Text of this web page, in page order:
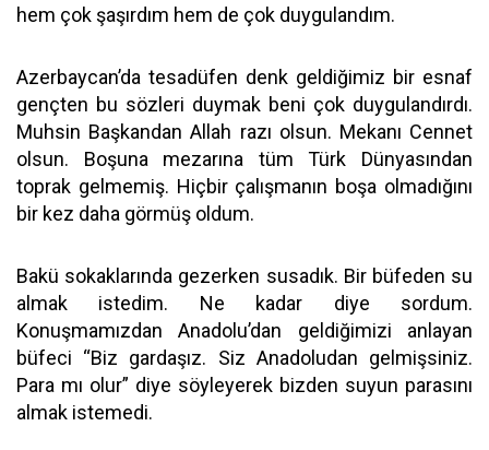
hem çok şaşırdım hem de çok duygulandım.
Azerbaycan’da tesadüfen denk geldiğimiz bir esnaf
gençten bu sözleri duymak beni çok duygulandırdı.
Muhsin Başkandan Allah razı olsun. Mekanı Cennet
olsun. Boşuna mezarına tüm Türk Dünyasından
toprak gelmemiş. Hiçbir çalışmanın boşa olmadığını
bir kez daha görmüş oldum.
Bakü sokaklarında gezerken susadık. Bir büfeden su
almak istedim. Ne kadar diye sordum.
Konuşmamızdan Anadolu’dan geldiğimizi anlayan
büfeci “Biz gardaşız. Siz Anadoludan gelmişsiniz.
Para mı olur” diye söyleyerek bizden suyun parasını
almak istemedi.